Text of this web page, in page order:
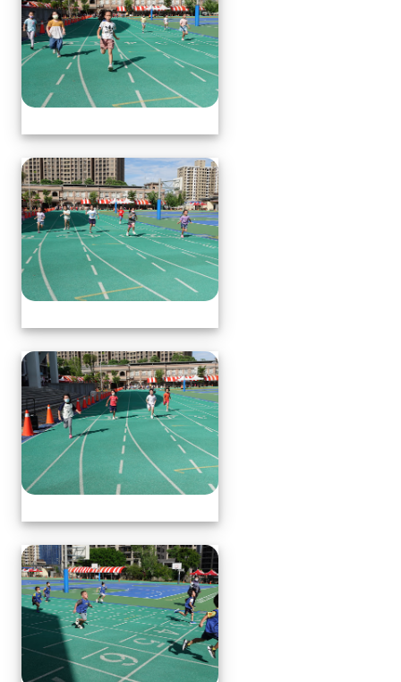
體育表演會(全員賽跑會前賽)
體育表演會(全員賽跑會前賽)
體育表演會(全員賽跑會前賽)